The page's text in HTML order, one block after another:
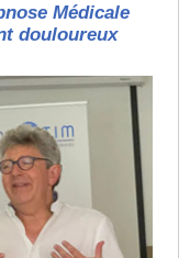
Médicale
douloureux